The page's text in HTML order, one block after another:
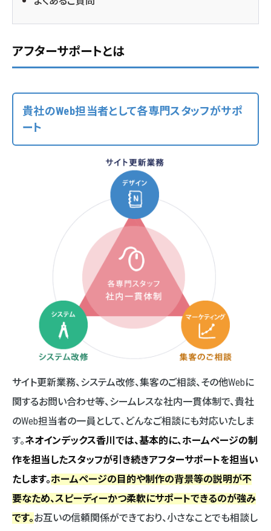
アフターサポートとは
貴社のWeb担当者として各専門スタッフがサポ
ート
サイト更新業務、システム改修、集客のご相談、その他Webに
関するお問い合わせ等、シームレスな社内一貫体制で、貴社
のWeb担当者の一員として、どんなご相談にも対応いたしま
す。ネオインデックス香川では、基本的に、ホームページの制
作を担当したスタッフが引き続きアフターサポートを担当い
たします。ホームページの目的や制作の背景等の説明が不
要なため、スピーディーかつ柔軟にサポートできるのが強み
です。お互いの信頼関係ができており、小さなことでも相談し